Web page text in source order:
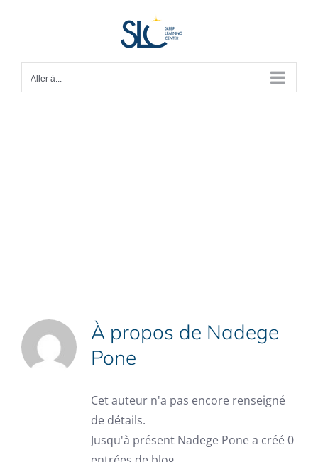
Aller à...
À propos de Nadege
Pone
Cet auteur n'a pas encore renseigné
de détails.
Jusqu'à présent Nadege Pone a créé 0